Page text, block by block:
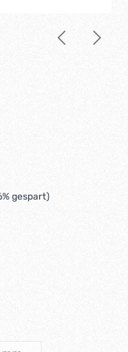
gespart)